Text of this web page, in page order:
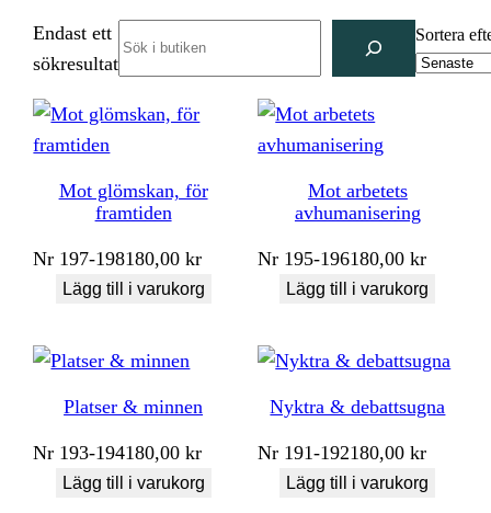
Endast ett
sökresultat
Sortera
Mot glömskan, för
framtiden
Nr 197-198180,00kr
Lägg till i varukorg
Mot arbetets
avhumanisering
Nr 195-196180,00kr
Lägg till i varukorg
Platser & minnen
Nr 193-194180,00kr
Lägg till i varukorg
Nyktra & debattsugna
Nr 191-192180,00kr
Lägg till i varukorg